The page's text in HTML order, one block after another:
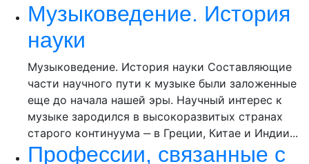
Музыковедение. История
науки
Музыковедение. История науки Составляющие
части научного пути к музыке были заложенные
еще до начала нашей эры. Научный интерес к
музыке зародился в высокоразвитых странах
старого континуума ‒ в Греции, Китае и Индии...
Профессии, связанные с